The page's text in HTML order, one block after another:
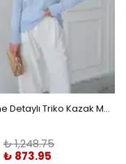
Düğme Detaylı Triko Kazak Mavi
₺ 1,248.75
₺ 873.95